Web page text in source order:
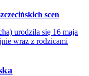
scen
urodziła się 16 maja
wraz z rodzicami